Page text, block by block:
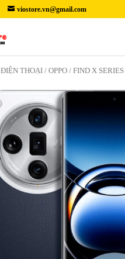
viostore.vn@gmail.com
ĐIỆN THOẠI / OPPO / FIND X SERIES